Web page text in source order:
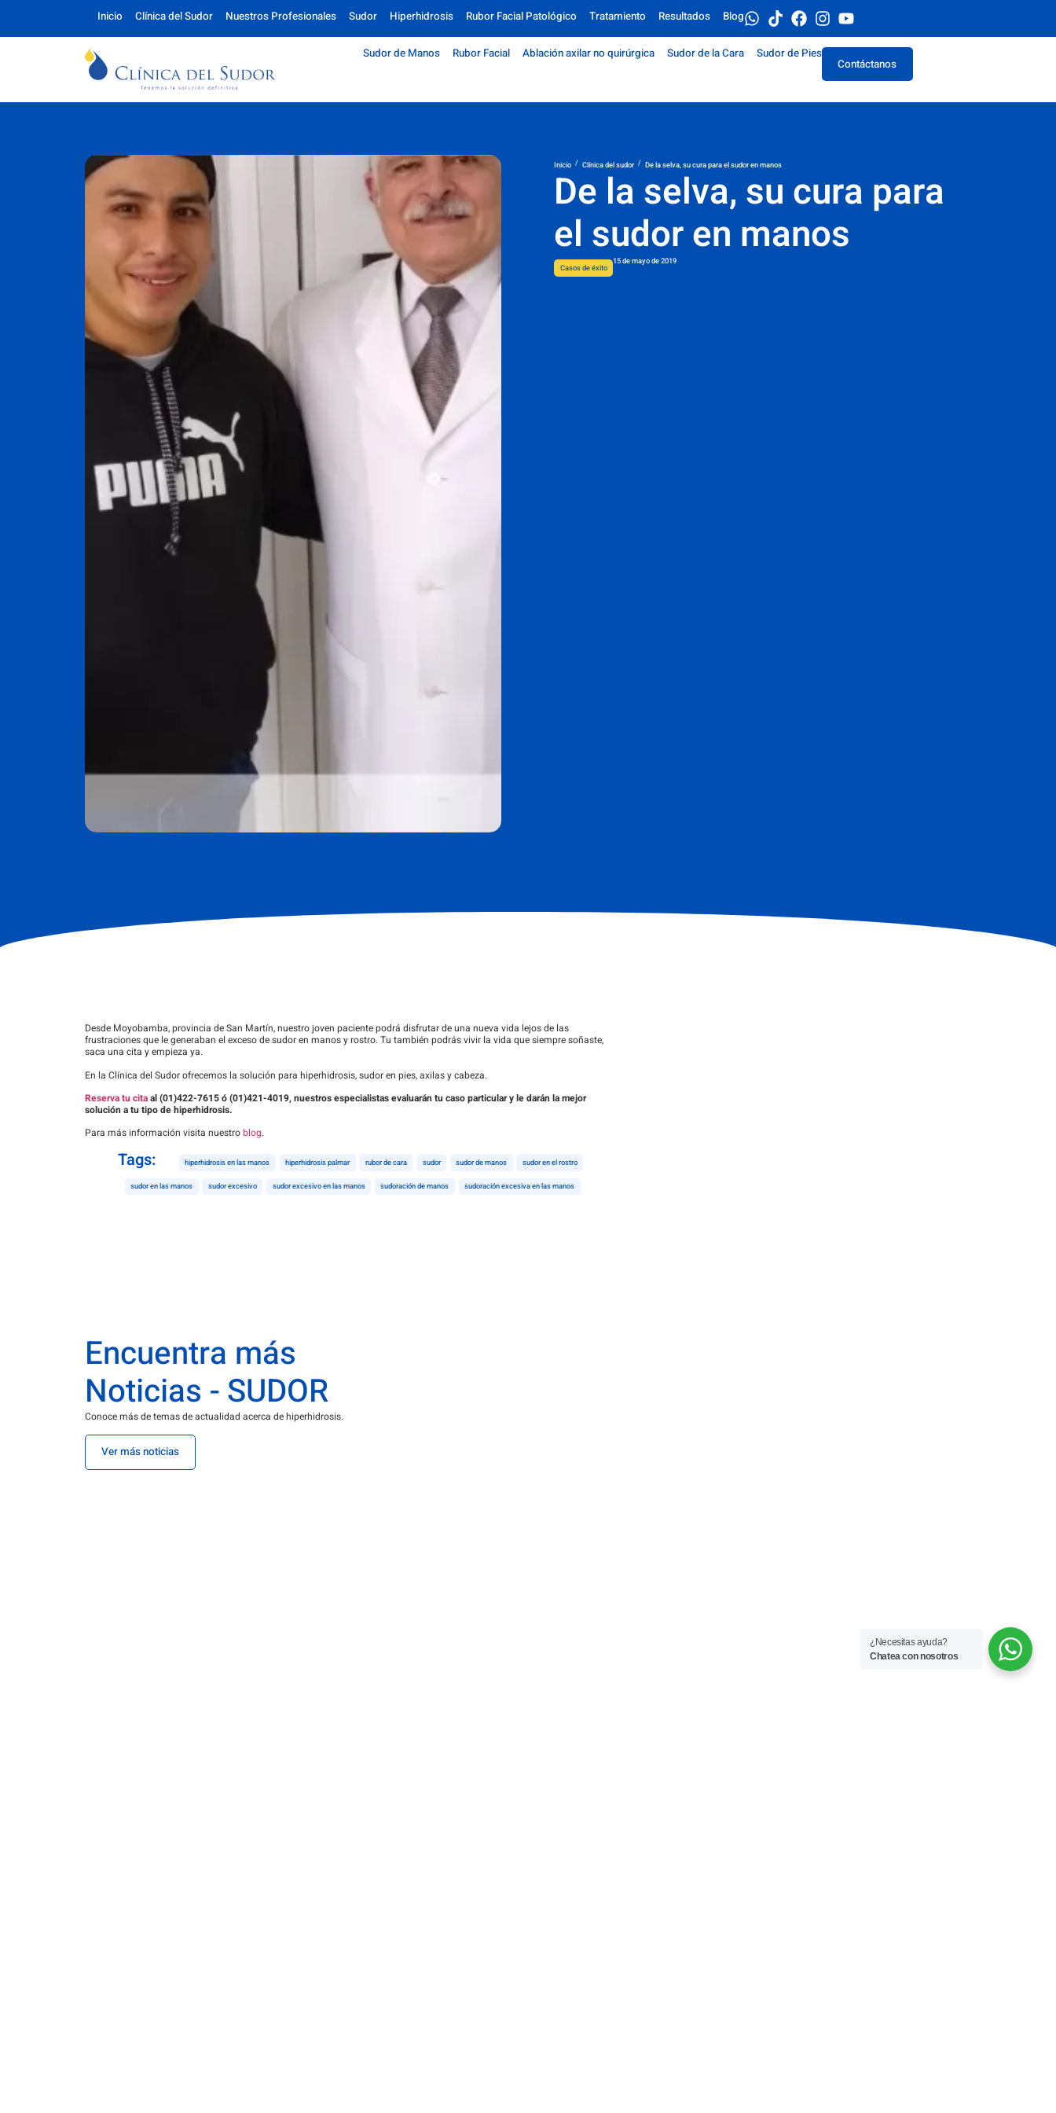
Inicio Clínica del Sudor Nuestros Profesionales Sudor Hiperhidrosis Rubor Facial Patológico Tratamiento Resultados Blog
Sudor de Manos Rubor Facial Ablación axilar no quirúrgica Sudor de la Cara Sudor de Pies
Contáctanos
Inicio / Clínica del sudor / De la selva, su cura para el sudor en manos
De la selva, su cura para
el sudor en manos
Casos de éxito
15 de mayo de 2019
Desde Moyobamba, provincia de San Martín, nuestro joven paciente podrá disfrutar de una nueva vida lejos de las
frustraciones que le generaban el exceso de sudor en manos y rostro. Tu también podrás vivir la vida que siempre soñaste,
saca una cita y empieza ya.
En la Clínica del Sudor ofrecemos la solución para hiperhidrosis, sudor en pies, axilas y cabeza.
Reserva tu citaal (01)422-7615 ó (01)421-4019, nuestros especialistas evaluarán tu caso particular y le darán la mejor
solución a tu tipo de hiperhidrosis.
Para más información visita nuestroblog.
Tags: hiperhidrosis en las manos hiperhidrosis palmar rubor de cara sudor sudor de manos sudor en el rostro
sudor en las manos sudor excesivo sudor excesivo en las manos sudoración de manos sudoración excesiva en las manos
Encuentra más
Noticias - SUDOR
Conoce más de temas de actualidad acerca de hiperhidrosis.
Ver más noticias
¿Necesitas ayuda?
Chatea con nosotros